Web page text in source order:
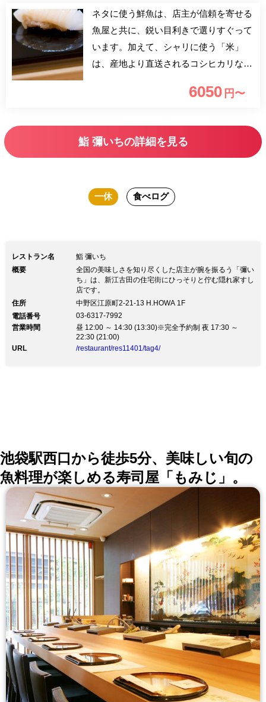
ネタに使う鮮魚は、店主が信頼を寄せる
魚屋と共に、鋭い目利きで選りすぐって
います。加えて、シャリに使う「米」
は、産地より直送されるコシヒカリなど
ルを含んだ「濾過水」など素材一つ一つ
ス、メニューの構築など、随所まで店主
6050 円〜
鮨 彌いちの詳細を見る
一休 食べログ
レストラン名
鮨 彌いち
概要
全国の美味しさを知り尽くした店主が腕を振るう「彌い
ち」は、新江古田の住宅街にひっそりと佇む隠れ家すし
店です。
住所
中野区江原町2-21-13 H.HOWA 1F
電話番号
03-6317-7992
営業時間
昼 12:00 ～ 14:30 (13:30)※完全予約制 夜 17:30 ～
22:30 (21:00)
URL
/restaurant/res11401/tag4/
池袋駅西口から徒歩5分、美味しい旬の
魚料理が楽しめる寿司屋「もみじ」。